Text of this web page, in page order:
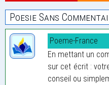
Poesie Sans
Poeme-France
En mettant un
sur cet écrit :
conseil ou